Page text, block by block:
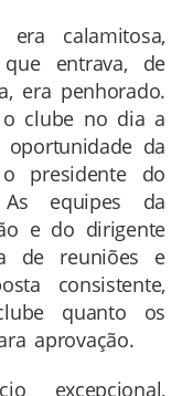
calamitosa,
que entrava, de
era penhorado.
clube no dia a
da
presidente do
As equipes da
e do dirigente
de reuniões e
consistente,
quanto os
aprovação.
excepcional,